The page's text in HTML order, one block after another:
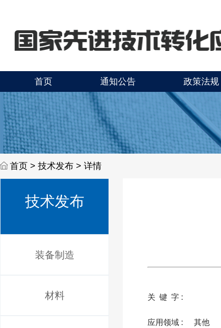
首页 通知公告 政策法规
首页 > 技术发布 > 详情
技术发布
装备制造
材料 关 键 字 :
应用领域 : 其他